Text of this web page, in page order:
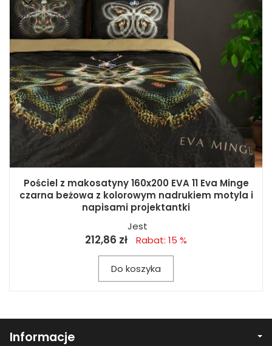
Pościel z makosatyny 160x200 EVA 11 Eva Minge
czarna beżowa z kolorowym nadrukiem motyla i
napisami projektantki
Jest
212,86 zł Rabat: 15 %
Do koszyka
Informacje